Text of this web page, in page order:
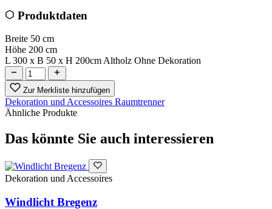
Produktdaten
Breite 50 cm
Höhe 200 cm
L 300 x B 50 x H 200cm Altholz Ohne Dekoration
Zur Merkliste hinzufügen
Dekoration und Accessoires Raumtrenner
Ähnliche Produkte
Das könnte Sie auch interessieren
Dekoration und Accessoires
Windlicht Bregenz